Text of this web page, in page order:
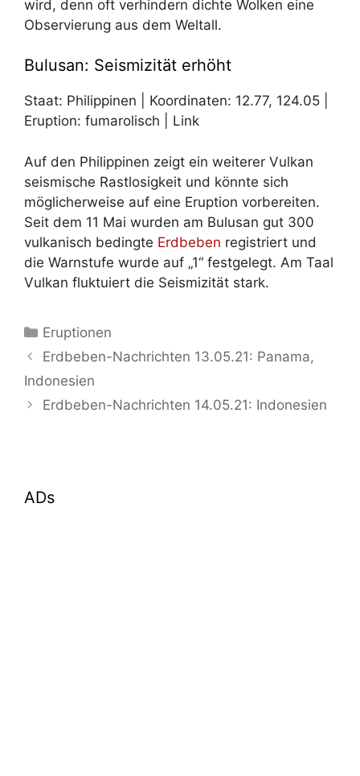
wird, denn oft verhindern dichte Wolken eine
Observierung aus dem Weltall.
Bulusan: Seismizität erhöht
Staat: Philippinen | Koordinaten: 12.77, 124.05 |
Eruption: fumarolisch | Link
Auf den Philippinen zeigt ein weiterer Vulkan
seismische Rastlosigkeit und könnte sich
möglicherweise auf eine Eruption vorbereiten.
Seit dem 11 Mai wurden am Bulusan gut 300
vulkanisch bedingte Erdbeben registriert und
die Warnstufe wurde auf „1“ festgelegt. Am Taal
Vulkan fluktuiert die Seismizität stark.
Kategorien
Eruptionen
Erdbeben-Nachrichten 13.05.21: Panama,
Indonesien
Erdbeben-Nachrichten 14.05.21: Indonesien
ADs